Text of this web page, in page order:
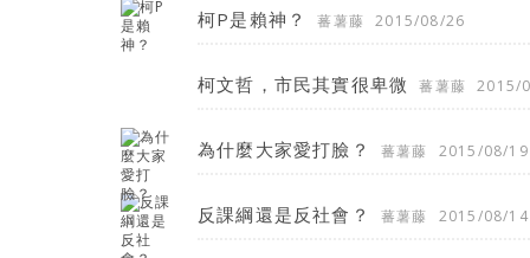
柯P是賴神？ 蕃薯藤 2015/08/26
柯文哲，市民其實很卑微 蕃薯藤 2015/
為什麼大家愛打臉？ 蕃薯藤 2015/08/19
反課綱還是反社會？ 蕃薯藤 2015/08/14